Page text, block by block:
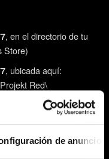
de anuncios
, en el directorio de tu
Store)
, ubicada aquí:
Red\
CD Projekt Red,
el Explorador de